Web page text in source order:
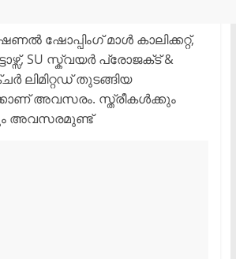
ഷോപ്പിംഗ് മാൾ കാലിക്കറ്റ്,
SU സ്ക്വയർ പ്രോജക്‌ട് &
ലിമിറ്റഡ് തുടങ്ങിയ
അവസരം. സ്ത്രീകൾക്കും
അവസരമുണ്ട്